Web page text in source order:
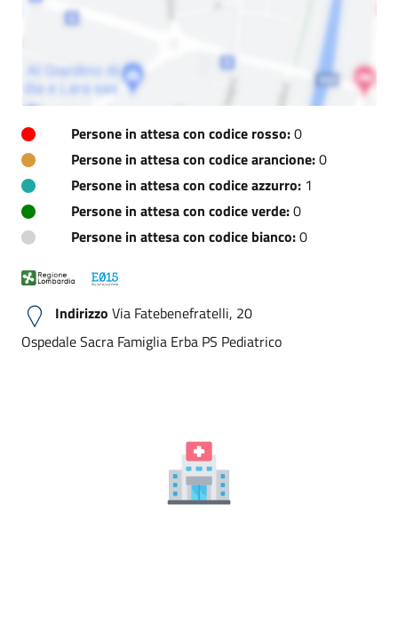
Persone in attesa con codice rosso:0
Persone in attesa con codice arancione:0
Persone in attesa con codice azzurro: 1
Persone in attesa con codice verde:0
Persone in attesa con codice bianco:0
Indirizzo Via Fatebenefratelli, 20
Ospedale Sacra Famiglia Erba PS Pediatrico